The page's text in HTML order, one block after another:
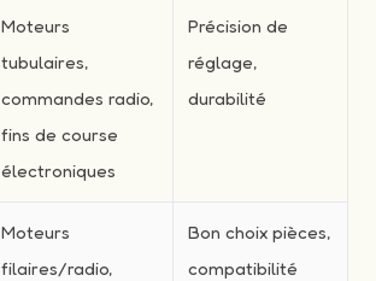
Moteurs
tubulaires,
commandes radio,
fins de course
électroniques
Précision de
réglage,
durabilité
Moteurs
filaires/radio,
Bon choix pièces,
compatibilité